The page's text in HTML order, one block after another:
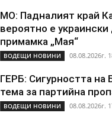
МО: Падналият край
вероятно е украински
примамка „Мая“
ВОДЕЩИ НОВИНИ 08.08.2026г.
ГЕРБ: Сигурността на
тема за партийна
ВОДЕЩИ НОВИНИ 08.08.2026г.